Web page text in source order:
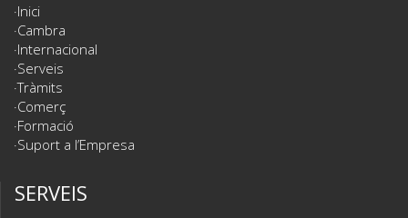
Inici
Cambra
Internacional
Serveis
Tràmits
Comerç
Formació
Suport a l’Empresa
SERVEIS